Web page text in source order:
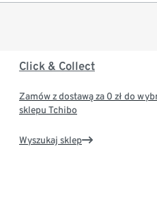
Click & Collect
Zamów z dostawą za 0 zł do
sklepu Tchibo
Wyszukaj sklep